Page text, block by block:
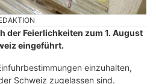
der Feierlichkeiten zum 1. August
eingeführt.
einzuhalten,
Schweiz zugelassen sind.